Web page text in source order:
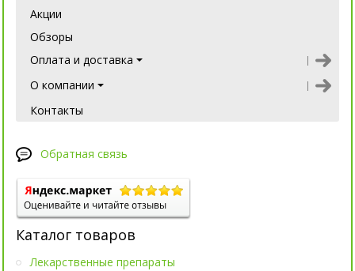
Акции
Обзоры
Оплата и доставка
О компании
Контакты
Обратная связь
Каталог товаров
Лекарственные препараты